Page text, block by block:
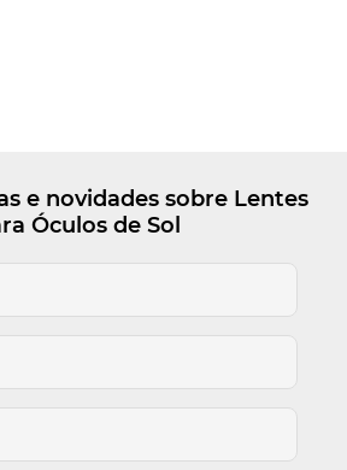
e novidades sobre Lentes
Óculos de Sol